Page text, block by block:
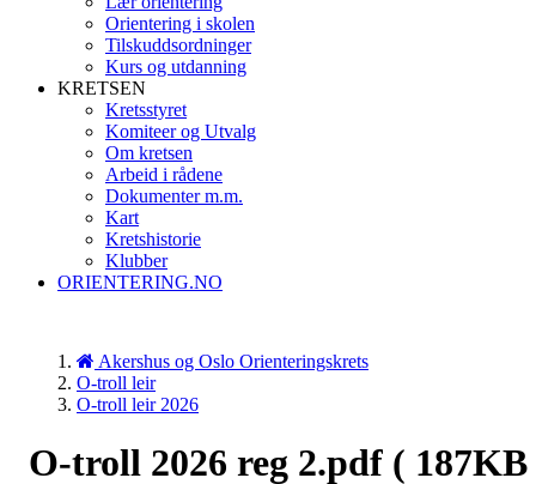
Orientering i skolen
Tilskuddsordninger
Kurs og utdanning
KRETSEN
Kretsstyret
Komiteer og Utvalg
Om kretsen
Arbeid i rådene
Dokumenter m.m.
Kart
Kretshistorie
Klubber
ORIENTERING.NO
Akershus og Oslo Orienteringskrets
O-troll leir
O-troll leir 2026
O-troll 2026 reg 2.pdf ( 187KB